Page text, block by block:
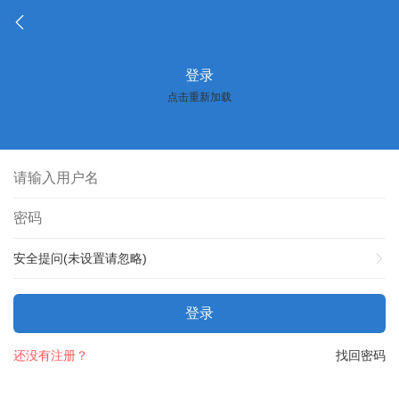
登录
点击重新加载
安全提问(未设置请忽略)
登录
找回密码
还没有注册？